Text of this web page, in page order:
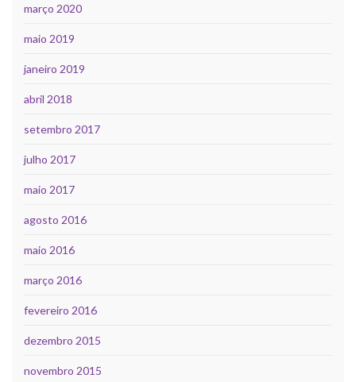
março 2020
maio 2019
janeiro 2019
abril 2018
setembro 2017
julho 2017
maio 2017
agosto 2016
maio 2016
março 2016
fevereiro 2016
dezembro 2015
novembro 2015